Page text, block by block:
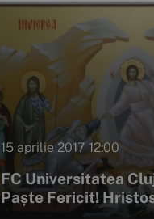
15 aprilie 2017 12:00
FC Universitatea
Paște Fericit!